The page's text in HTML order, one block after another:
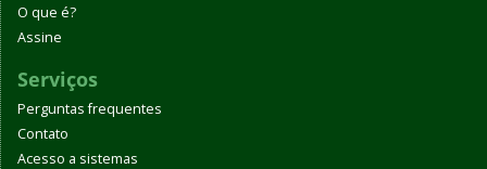
O que é?
Assine
Serviços
Perguntas frequentes
Contato
Acesso a sistemas